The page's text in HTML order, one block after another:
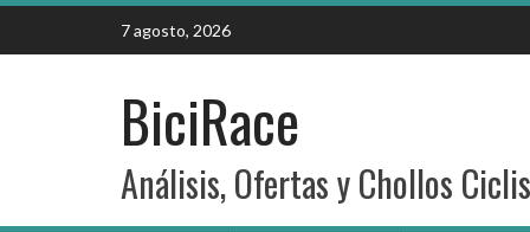
Skip
content
7 agosto, 2026
BiciRace
Análisis, Ofertas y Chollos